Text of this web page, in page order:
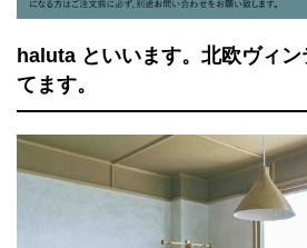
haluta といいます。北欧ヴィン
てます。